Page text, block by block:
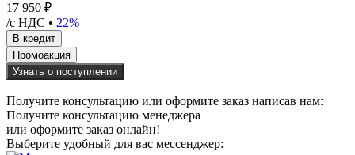
17 950 ₽
/с НДС • 22%
Узнать о поступлении
Получите консультацию или оформите заказ написав нам:
Получите консультацию менеджера
или оформите заказ онлайн!
Выберите удобный для вас мессенджер: